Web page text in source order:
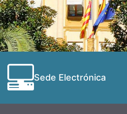
Sede Electrónica